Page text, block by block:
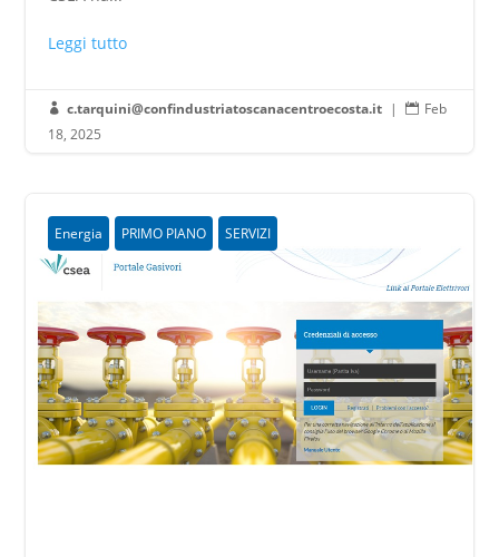
Leggi tutto
 c.tarquini@confindustriatoscanacentroecosta.it |  Feb
18, 2025
Energia PRIMO PIANO SERVIZI